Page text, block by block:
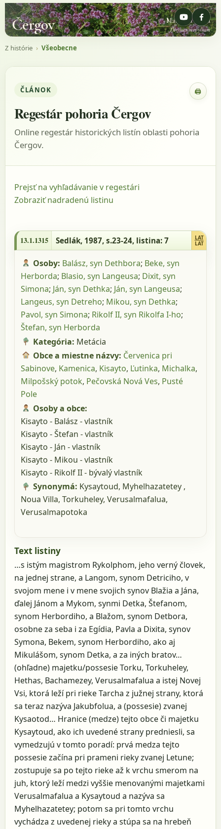
Čergov Materina dúška
Thymus serpyllum
Z histórie › Všeobecne
ČLÁNOK 🖨
Regestár pohoria Čergov
Online regestár historických listín oblasti pohoria
Čergov.
Prejsť na vyhľadávanie v regestári
Zobraziť nadradenú listinu
13.1.1315 Sedlák, 1987, s.23-24, listina: 7
LAT
LAT
Osoby: Balász, syn Dethbora; Beke, syn
Herborda; Blasio, syn Langeusa; Dixit, syn
Simona; Ján, syn Dethka; Ján, syn Langeusa;
Langeus, syn Detreho; Mikou, syn Dethka;
Pavol, syn Simona; Rikolf II, syn Rikolfa I-ho;
Štefan, syn Herborda
Kategória: Metácia
Obce a miestne názvy: Červenica pri
Sabinove, Kamenica, Kisayto, Ľutinka, Michalka,
Milpošský potok, Pečovská Nová Ves, Pusté
Pole
Osoby a obce:
Kisayto - Balász - vlastník
Kisayto - Štefan - vlastník
Kisayto - Ján - vlastník
Kisayto - Mikou - vlastník
Kisayto - Rikolf II - bývalý vlastník
Synonymá: Kysaytoud, Myhelhazatetey ,
Noua Villa, Torkuheley, Verusalmafalua,
Verusalmapotoka
Text listiny
…s istým magistrom Rykolphom, jeho verný človek,
na jednej strane, a Langom, synom Detriciho, v
svojom mene i v mene svojich synov Blažia a Jána,
ďalej Jánom a Mykom, synmi Detka, Štefanom,
synom Herbordiho, a Blažom, synom Detbora,
osobne za seba i za Egídia, Pavla a Dixita, synov
Symona, Bekem, synom Herbordiho, ako aj
Mikulášom, synom Detka, a za iných bratov…
(ohľadne) majetku/possesie Torku, Torkuheley,
Hethas, Bachamezey, Verusalmafalua a istej Novej
Vsi, ktorá leží pri rieke Tarcha z južnej strany, ktorá
sa teraz nazýva Jakubfolua, a (possesie) zvanej
Kysaotod… Hranice (medze) tejto obce či majetku
Kysaytoud, ako ich uvedené strany predniesli, sa
vymedzujú v tomto poradí: prvá medza tejto
possesie začína pri prameni rieky zvanej Letune;
zostupuje sa po tejto rieke až k vrchu smerom na
juh, ktorý leží medzi vyššie menovanými majetkami
Verusalmafalua a Kysaytoud a nazýva sa
Myhelhazatetey; potom sa pri tomto vrchu
vychádza z uvedenej rieky a stúpa sa na hrebeň